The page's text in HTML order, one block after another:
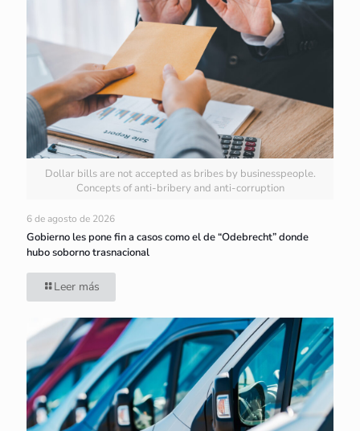
Dollar bills are not accepted as bribes by businesspeople.
Concepts of anti-bribery and anti-corruption
6 de agosto de 2026
Gobierno les pone fin a casos como el de “Odebrecht” donde
hubo soborno trasnacional
Leer más